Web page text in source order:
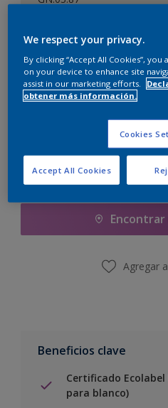
1 litros
1 litros
5 L
Cantidad
Agregar a la
Agregar
Beneficios clave
Certificado Ecolabel
para blanco)
We respect your privacy.
By clicking “Accept All Cookies”,
on your device to enhance site
assist in our marketing efforts.
obtener más información.
Cookies
Accept All Cookies